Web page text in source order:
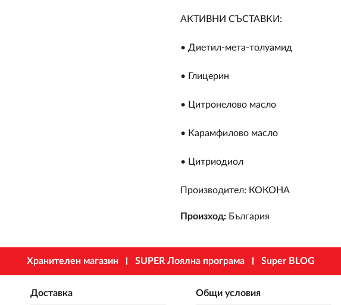
АКТИВНИ СЪСТАВКИ:
• Диетил-мета-толуамид
• Глицерин
• Цитронелово масло
• Карамфилово масло
• Цитриодиол
Производител: КОКОНА
Произход:България
Хранителен магазин SUPER Лоялна програма Super BLOG
Доставка Общи условия